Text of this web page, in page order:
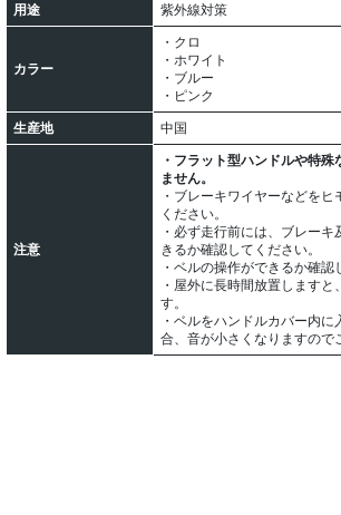
用途
紫外線対策
カラー
・クロ
・ホワイト
・ブルー
・ピンク
生産地
中国
注意
・フラット型ハンドルや特
ません。
・ブレーキワイヤーなどを
ください。
・必ず走行前には、ブレー
きるか確認してください。
・ベルの操作ができるか確認
・屋外に長時間放置しますと
す。
・ベルをハンドルカバー内
合、音が小さくなりますので